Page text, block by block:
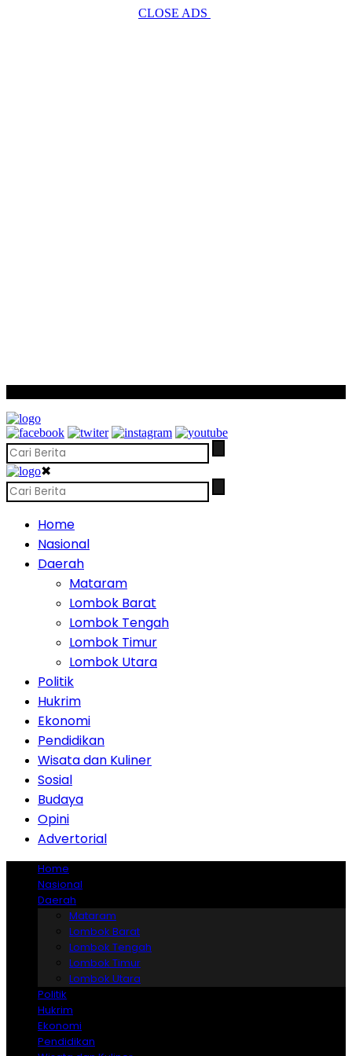
CLOSE ADS
✖
Home
Nasional
Daerah
Mataram
Lombok Barat
Lombok Tengah
Lombok Timur
Lombok Utara
Politik
Hukrim
Ekonomi
Pendidikan
Wisata dan Kuliner
Sosial
Budaya
Opini
Advertorial
Home
Nasional
Daerah
Mataram
Lombok Barat
Lombok Tengah
Lombok Timur
Lombok Utara
Politik
Hukrim
Ekonomi
Pendidikan